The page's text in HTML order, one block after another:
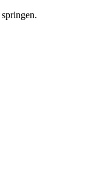
springen.